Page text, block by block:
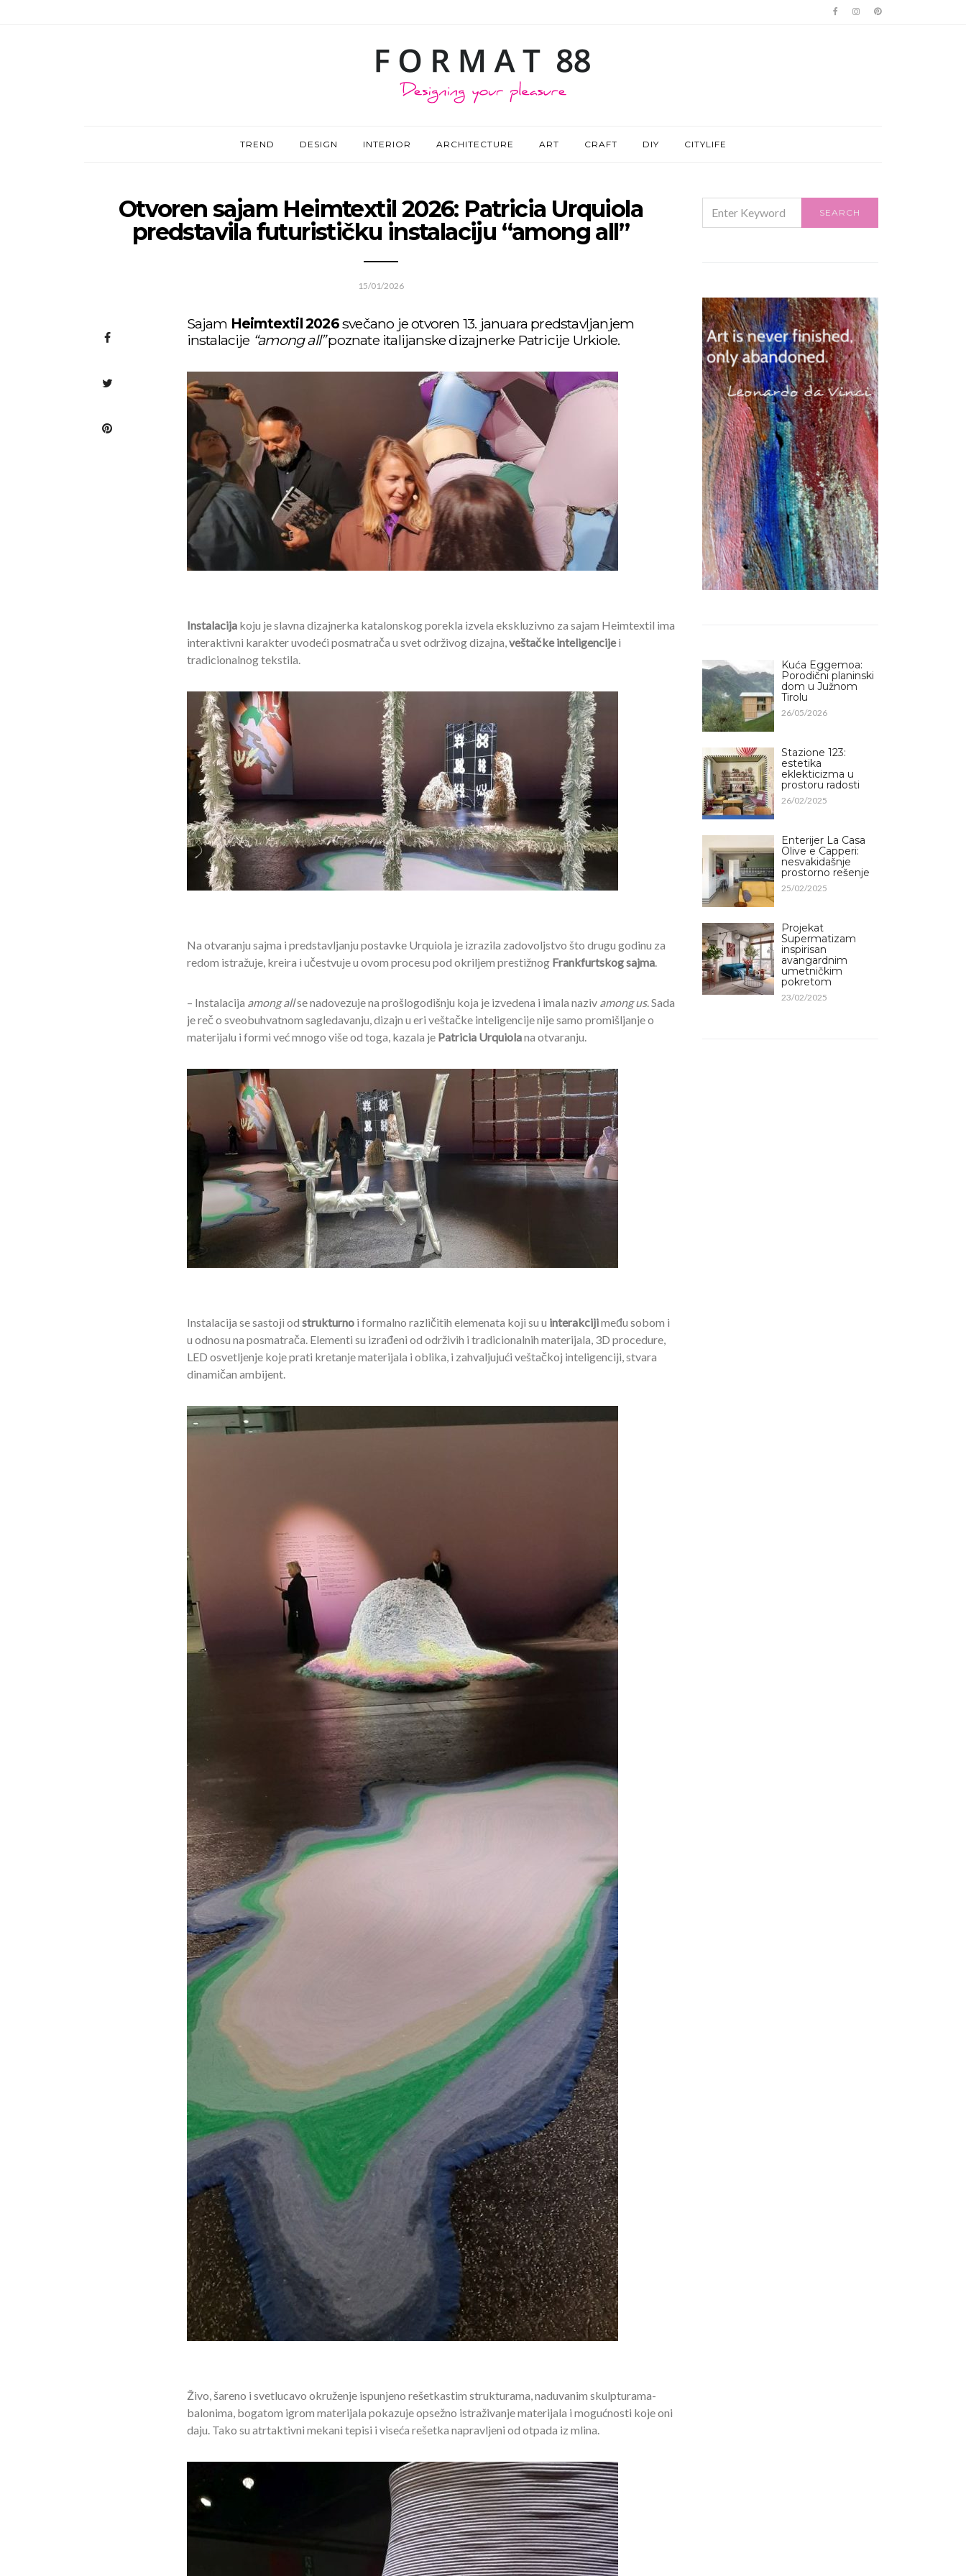
TREND DESIGN INTERIOR ARCHITECTURE ART CRAFT DIY CITYLIFE
Otvoren sajam Heimtextil 2026: Patricia Urquiola
predstavila futurističku instalaciju “among all”
15/01/2026
Sajam Heimtextil 2026svečano je otvoren 13. januara predstavljanjem
instalacije “among all”poznate italijanske dizajnerke Patricije Urkiole.
Instalacijakoju je slavna dizajnerka katalonskog porekla izvela ekskluzivno za sajam Heimtextil ima
interaktivni karakter uvodeći posmatrača u svet održivog dizajna,veštačke inteligencijei
tradicionalnog tekstila.
Na otvaranju sajma i predstavljanju postavke Urquiola je izrazila zadovoljstvo što drugu godinu za
redom istražuje, kreira i učestvuje u ovom procesu pod okriljem prestižnog Frankfurtskog sajma.
– Instalacija among allse nadovezuje na prošlogodišnju koja je izvedena i imala naziv among us. Sada
je reč o sveobuhvatnom sagledavanju, dizajn u eri veštačke inteligencije nije samo promišljanje o
materijalu i formi već mnogo više od toga, kazala jePatricia Urquiolana otvaranju.
Instalacija se sastoji od strukturnoi formalno različitih elemenata koji su u interakcijimeđu sobom i
u odnosu na posmatrača. Elementi su izrađeni od održivih i tradicionalnih materijala, 3D procedure,
LED osvetljenje koje prati kretanje materijala i oblika, i zahvaljujući veštačkoj inteligenciji, stvara
dinamičan ambijent.
Živo, šareno i svetlucavo okruženje ispunjeno rešetkastim strukturama, naduvanim skulpturama-
balonima, bogatom igrom materijala pokazuje opsežno istraživanje materijala i mogućnosti koje oni
daju. Tako su atrtaktivni mekani tepisi i viseća rešetka napravljeni od otpada iz mlina.
FOR:
SEARCH
Kuća Eggemoa:
Porodični planinski
dom u Južnom
Tirolu
26/05/2026
Stazione 123:
estetika
eklekticizma u
prostoru radosti
26/02/2025
Enterijer La Casa
Olive e Capperi:
nesvakidašnje
prostorno rešenje
25/02/2025
Projekat
Supermatizam
inspirisan
avangardnim
umetničkim
pokretom
23/02/2025